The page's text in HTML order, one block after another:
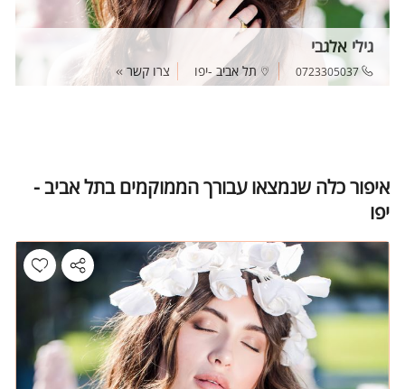
גילי אלגבי
0723305037 תל אביב -יפו צרו קשר
איפור כלה שנמצאו עבורך הממוקמים בתל אביב -
יפו